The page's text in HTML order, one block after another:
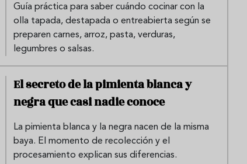
Guía práctica para saber cuándo cocinar con la
olla tapada, destapada o entreabierta según se
preparen carnes, arroz, pasta, verduras,
legumbres o salsas.
El secreto de la pimienta blanca y
negra que casi nadie conoce
La pimienta blanca y la negra nacen de la misma
baya. El momento de recolección y el
procesamiento explican sus diferencias.